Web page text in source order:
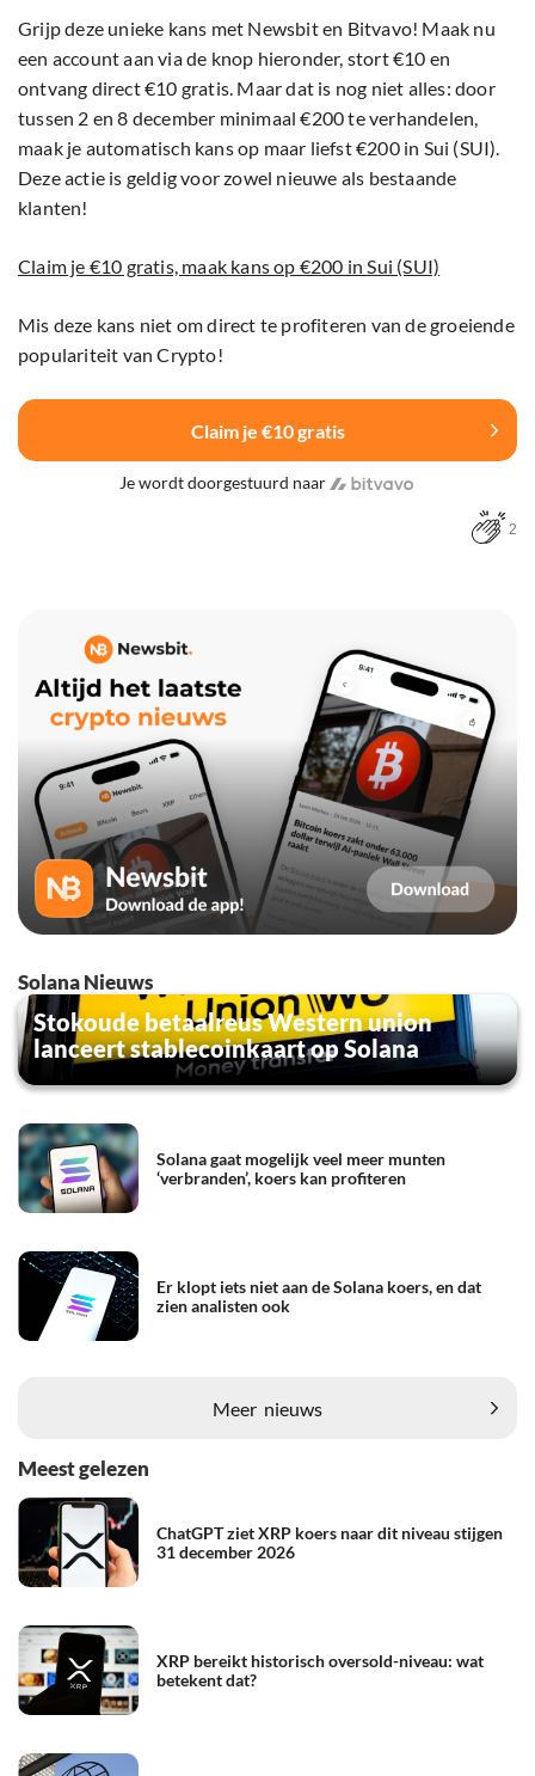
Grijp deze unieke kans met Newsbit en Bitvavo! Maak nu
een account aan via de knop hieronder, stort €10 en
ontvang direct €10 gratis. Maar dat is nog niet alles: door
tussen 2 en 8 december minimaal €200 te verhandelen,
maak je automatisch kans op maar liefst €200 in Sui (SUI).
Deze actie is geldig voor zowel nieuwe als bestaande
klanten!
Claim je €10 gratis, maak kans op €200 in Sui (SUI)
Mis deze kans niet om direct te profiteren van de groeiende
populariteit van Crypto!
Claim je €10 gratis
Je wordt doorgestuurd naar
2
Solana Nieuws
Stokoude betaalreus Western union
lanceert stablecoinkaart op Solana
Solana gaat mogelijk veel meer munten
‘verbranden’, koers kan profiteren
Er klopt iets niet aan de Solana koers, en dat
zien analisten ook
Meer nieuws
Meest gelezen
ChatGPT ziet XRP koers naar dit niveau stijgen
31 december 2026
XRP bereikt historisch oversold-niveau: wat
betekent dat?